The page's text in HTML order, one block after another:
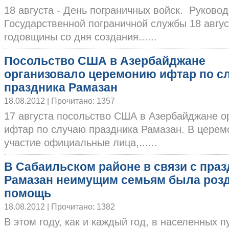
18 августа - День пограничных войск.
Государственной пограничной службы 18
годовщины со дня создания......
Посольство США в Азербайджане
организовало церемонию ифтар по
праздника Рамазан
18.08.2012 | Прочитано: 1357
17 августа посольство США в Азербайджане
ифтар по случаю праздника Рамазан. В
участие официальные лица,......
В Сабаильском районе в связи с
Рамазан неимущим семьям была
помощь
18.08.2012 | Прочитано: 1382
В этом году, как и каждый год, в населенных